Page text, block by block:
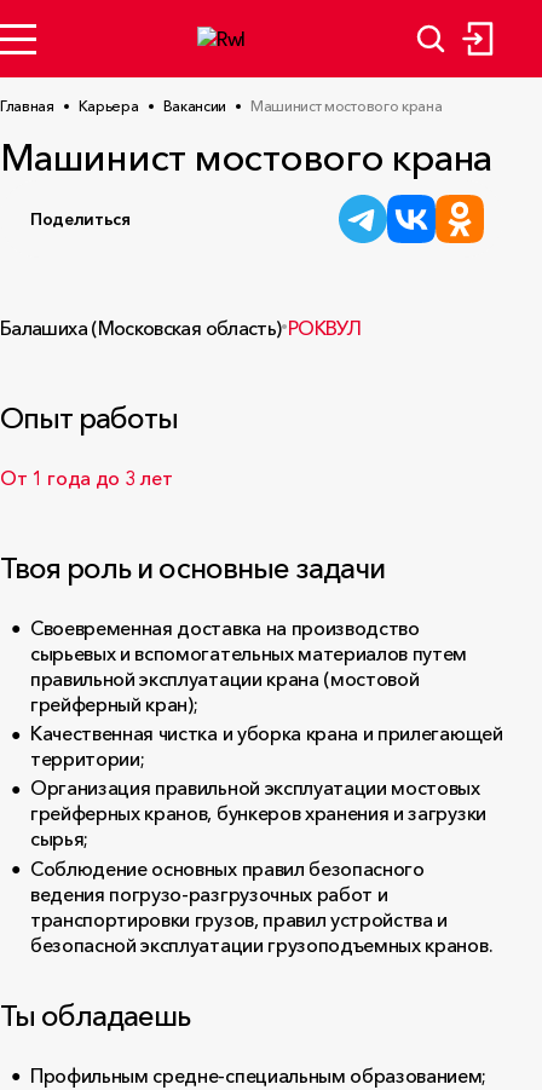
Главная Карьера Вакансии Машинист мостового крана
Машинист мостового крана
Поделиться
Балашиха (Московская область) РОКВУЛ
Опыт работы
От 1 года до 3 лет
Твоя роль и основные задачи
Своевременная доставка на производство
сырьевых и вспомогательных материалов путем
правильной эксплуатации крана (мостовой
грейферный кран);
Качественная чистка и уборка крана и прилегающей
территории;
Организация правильной эксплуатации мостовых
грейферных кранов, бункеров хранения и загрузки
сырья;
Соблюдение основных правил безопасного
ведения погрузо-разгрузочных работ и
транспортировки грузов, правил устройства и
безопасной эксплуатации грузоподъемных кранов.
Ты обладаешь
Профильным средне-специальным образованием;